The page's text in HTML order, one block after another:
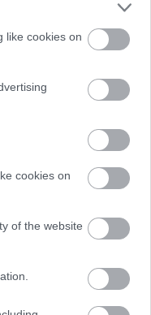
like cookies on
cookies on
of the website
Endrék, a
le merte
Várkonyi
a szakma,
annyira,